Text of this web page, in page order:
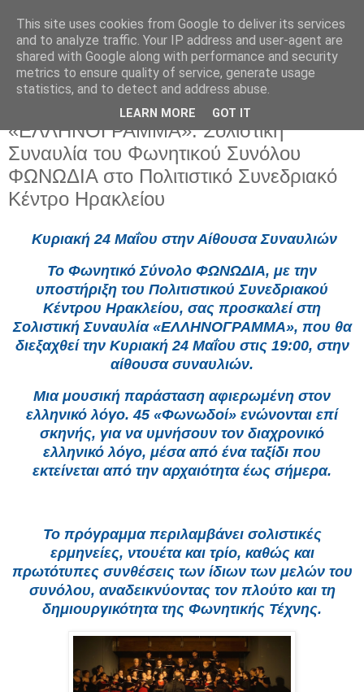
Δευτέρα 18 Μαΐου 2026
«ΕΛΛΗΝΟΓΡΑΜΜΑ»: Σολιστική
Συναυλία του Φωνητικού Συνόλου
ΦΩΝΩΔΙΑ στο Πολιτιστικό Συνεδριακό
Κέντρο Ηρακλείου
Κυριακή 24 Μαΐου στην Αίθουσα Συναυλιών
Το Φωνητικό Σύνολο ΦΩΝΩΔΙΑ, με την
υποστήριξη του Πολιτιστικού Συνεδριακού
Κέντρου Ηρακλείου, σας προσκαλεί στη
Σολιστική Συναυλία «ΕΛΛΗΝΟΓΡΑΜΜΑ», που θα
διεξαχθεί την Κυριακή 24 Μαΐου στις 19:00, στην
αίθουσα συναυλιών.
Μια μουσική παράσταση αφιερωμένη στον
ελληνικό λόγο. 45 «Φωνωδοί» ενώνονται επί
σκηνής, για να υμνήσουν τον διαχρονικό
ελληνικό λόγο, μέσα από ένα ταξίδι που
εκτείνεται από την αρχαιότητα έως σήμερα.
Το πρόγραμμα περιλαμβάνει σολιστικές
ερμηνείες, ντουέτα και τρίο, καθώς και
πρωτότυπες συνθέσεις των ίδιων των μελών του
συνόλου, αναδεικνύοντας τον πλούτο και τη
δημιουργικότητα της Φωνητικής Τέχνης.
This site uses cookies from Google to deliver its services
and to analyze traffic. Your IP address and user-agent are
shared with Google along with performance and security
metrics to ensure quality of service, generate usage
statistics, and to detect and address abuse.
LEARN MORE GOT IT